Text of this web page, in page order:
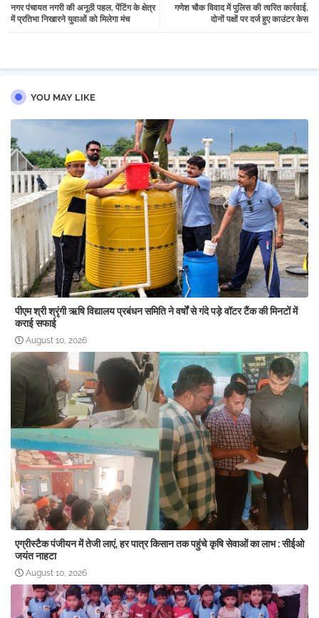
tter atsa
गणेश चौक विवाद में पुलिस की त्वरित कार्रवाई,
दोनों पक्षों पर दर्ज हुए काउंटर केस
नगर पंचायत नगरी की अनूठी पहल, पेंटिंग के क्षेत्र
में प्रतिभा निखारने युवाओं को मिलेगा मंच
YOU MAY LIKE
पीएम श्री श्रृंगी ऋषि विद्यालय प्रबंधन समिति ने वर्षों से गंदे पड़े वॉटर टैंक की मिनटों में
कराई सफाई
August 10, 2026
एग्रीस्टैक पंजीयन में तेजी लाएं, हर पात्र किसान तक पहुंचे कृषि सेवाओं का लाभ : सीईओ
जयंत नाहटा
August 10, 2026